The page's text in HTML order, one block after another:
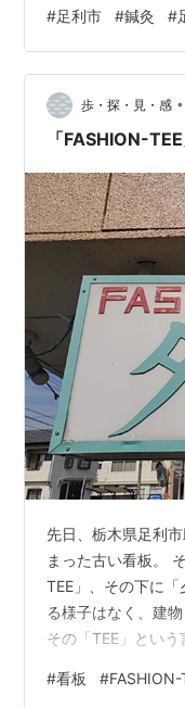
す。足利の豊かな
術はもちろん、美
をサポートしてい
体のケアだけでな
いただいておりま
#足利市 #鍼灸 #
歩・探・見・感 •
「FASHION-
先日、栃木県足利
まった古い看板。
TEE」、その下に
る様子はなく、建
その「TEE」とい
シャツ？ 調べてみ
#看板 #FASHION-